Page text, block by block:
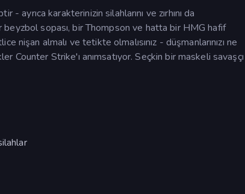
ayrıca karakterinizin silahlarını ve zırhını da
beyzbol sopası, bir Thompson ve hatta bir HMG hafif
almalı ve tetikte olmalısınız - düşmanlarınızı ne
Counter Strike'ı anımsatıyor. Seçkin bir maskeli savaşçı